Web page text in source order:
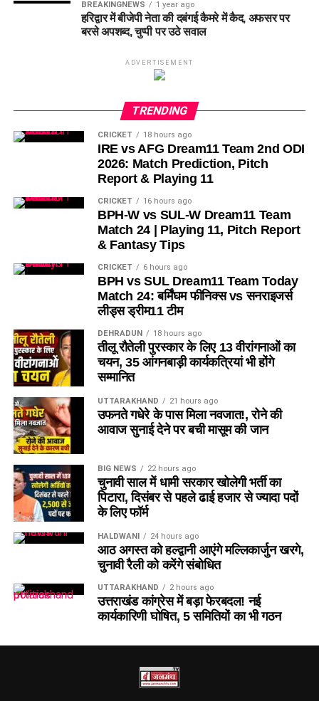
BREAKINGNEWS 1 year ago
हरिद्वार में बीजेपी नेता की दबंगई कैमरे में कैद, अफसर पर
बरसे अपशब्द, चुप्पी पर उठे सवाल
ADVERTISEMENT
TRENDING
CRICKET 18 hours ago
IRE vs AFG Dream11 Team 2nd ODI
2026: Match Prediction, Pitch
Report & Playing 11
CRICKET 16 hours ago
BPH-W vs SUL-W Dream11 Team
Match 24 | Playing 11, Pitch Report
& Fantasy Tips
CRICKET 6 hours ago
BPH vs SUL Dream11 Team Today
Match 24: बर्मिंघम फीनिक्स vs सनराइजर्स
लीड्स ड्रीम11 टीम
DEHRADUN 18 hours ago
तीलू रौतेली पुरस्कार के लिए 13 वीरांगनाओं का
चयन, 35 आंगनबाड़ी कार्यकत्रियां भी होंगे
सम्मानित
UTTARAKHAND 21 hours ago
उफनते गधेरे के पास मिला नवजात!, रोने की
आवाज सुनाई देने पर बची मासूम की जान
BIG NEWS 22 hours ago
चुनावी साल में धामी सरकार खोलेगी भर्ती का
पिटारा, दिसंबर से पहले ढाई हजार से ज्यादा पदों
के लिए फॉर्म
HALDWANI 24 hours ago
आठ अगस्त को हल्द्वानी आएंगे मल्लिकार्जुन खरगे,
चुनावी रैली को करेंगे संबोधित
UTTARAKHAND 2 hours ago
उत्तराखंड कांग्रेस में बड़ा फेरबदल! नई
कार्यकारिणी घोषित, 5 समितियों का भी गठन